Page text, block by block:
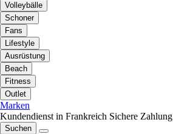
Volleybälle
Schoner
Fans
Lifestyle
Ausrüstung
Beach
Fitness
Outlet
Marken
Kundendienst in Frankreich Sichere Zahlung
Suchen